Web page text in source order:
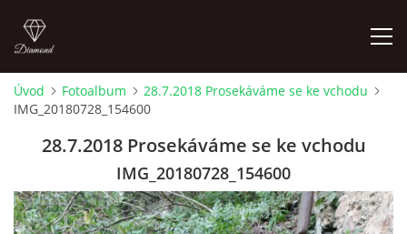
LETNÍ KINO NA HRADĚ 2022
KONTAKT
Úvod Fotoalbum
28.7.2018 Prosekáváme se ke vchodu
IMG_20180728_154600
28.7.2018 Prosekáváme se ke vchodu
IMG_20180728_154600